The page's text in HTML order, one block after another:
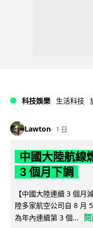
科技娛樂 生活科技
Lawton 1 日
中國大陸航線
3 個月下調
【中國大陸連續 3 個月
陸多家航空公司自 8 月
為年內連續第 3 個...